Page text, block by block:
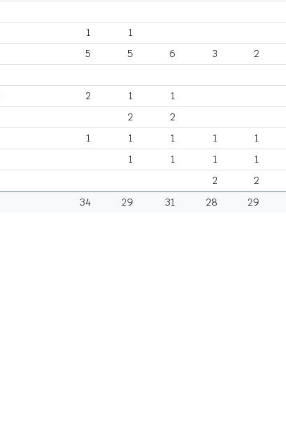
1
1
5 5 6 3 2
2 1
1
2
2
1 1 1 1 1
1 1 1 1
2 2
34
29 31 28 29